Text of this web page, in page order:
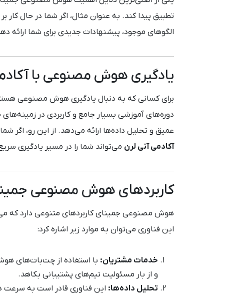
تطبیق پیدا کند. به عنوان مثال، اگر شما در حال
الگوهای موجود، پیشنهادات جدیدی برای شما ارائه
یادگیری هوش مصنوعی با
برای کسانی که به دنبال یادگیری هوش مصنوعی
دوره‌های آموزشی بسیار جامع و کاربردی در
عمیق و تحلیل داده‌ها ارائه می‌دهد. از این رو،
آکادمی آنی لرن می‌تواند شما را در مسیر یادگیری
کاربردهای هوش مصنوعی
هوش مصنوعی جمینای کاربردهای متنوعی دارد که
این فناوری می‌توان به موارد زیر اشاره کرد:
خدمات مشتریان: با استفاده از چت‌بات‌های
و از بار مسئولیت تیم‌های پشتیبانی بکاهد.
تحلیل داده‌ها: این فناوری قادر است به سرعت